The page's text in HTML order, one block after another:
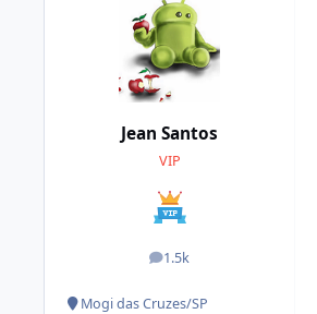
Jean Santos
VIP
1.5k
posts
Mogi das Cruzes/SP